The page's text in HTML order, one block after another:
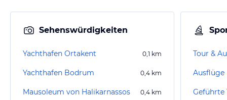
Sehenswürdigkeiten
Yachthafen Ortakent 0,1 km
Yachthafen Bodrum 0,4 km
Mausoleum von Halikarnassos 0,4 km
Tour &
Ausflüge
Geführte